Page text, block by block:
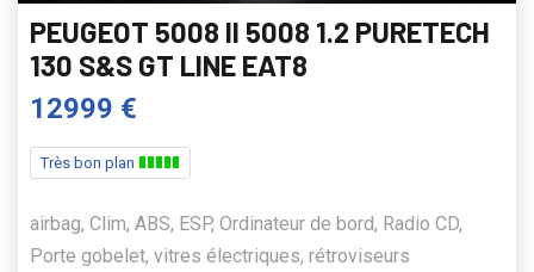
PEUGEOT 5008 II 5008 1.2 PURETECH
130 S&S GT LINE EAT8
12999 €
Très bon plan
airbag, Clim, ABS, ESP, Ordinateur de bord, Radio CD,
Porte gobelet, vitres électriques, rétroviseurs